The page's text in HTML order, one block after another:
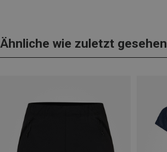
Ähnliche wie zuletzt gesehen